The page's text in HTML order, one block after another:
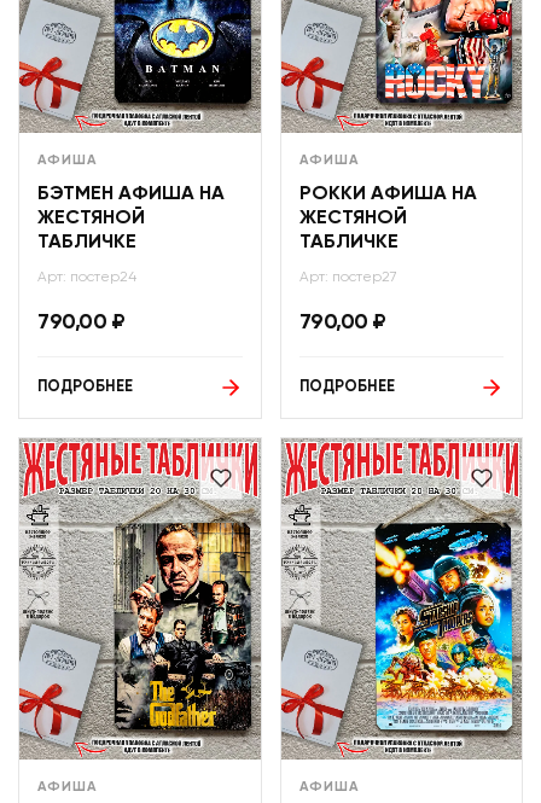
АФИША
БЭТМЕН АФИША НА
ЖЕСТЯНОЙ
ТАБЛИЧКЕ
Арт: постер24
790,00 ₽
ПОДРОБНЕЕ
АФИША
РОККИ АФИША НА
ЖЕСТЯНОЙ
ТАБЛИЧКЕ
Арт: постер27
790,00 ₽
ПОДРОБНЕЕ
АФИША АФИША